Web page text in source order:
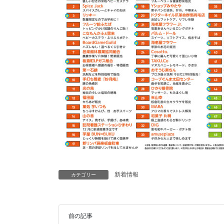
カテゴリー 新着情報
前の記事